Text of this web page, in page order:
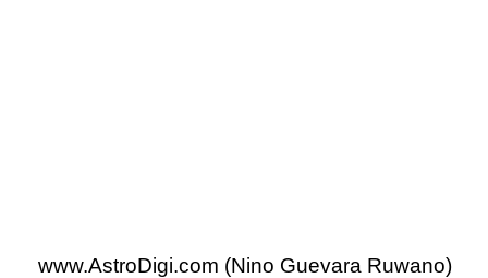
www.AstroDigi.com (Nino Guevara Ruwano)